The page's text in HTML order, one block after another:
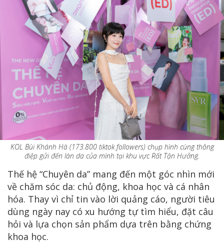
KOL Bùi Khánh Hà (173.800 tiktok followers) chụp hình cùng thông
điệp gửi đến làn da của mình tại khu vực Rất Tận Hưởng.
Thế hệ “Chuyên da” mang đến một góc nhìn mới
về chăm sóc da: chủ động, khoa học và cá nhân
hóa. Thay vì chỉ tin vào lời quảng cáo, người tiêu
dùng ngày nay có xu hướng tự tìm hiểu, đặt câu
hỏi và lựa chọn sản phẩm dựa trên bằng chứng
khoa học.